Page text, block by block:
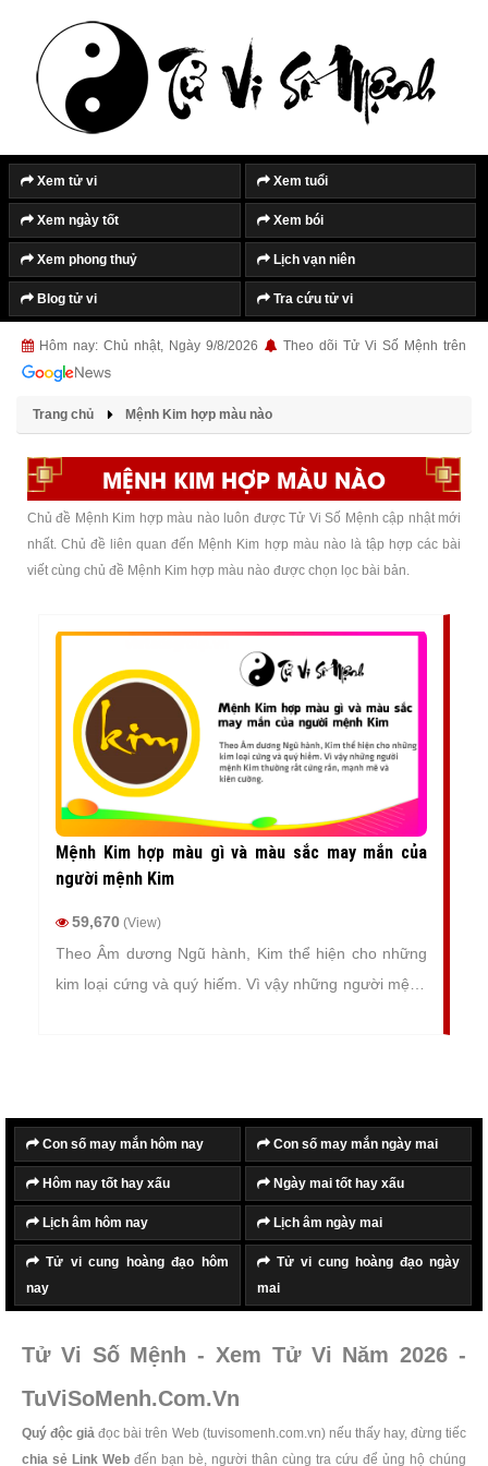
Xem tử vi Xem tuổi
Xem ngày tốt Xem bói
Xem phong thuỷ Lịch vạn niên
Blog tử vi Tra cứu tử vi
Hôm nay: Chủ nhật, Ngày 9/8/2026 Theo dõi Tử Vi Số Mệnh trên
Trang chủ Mệnh Kim hợp màu nào
MỆNH KIM HỢP MÀU NÀO
Chủ đề Mệnh Kim hợp màu nào luôn được Tử Vi Số Mệnh cập nhật mới
nhất. Chủ đề liên quan đến Mệnh Kim hợp màu nào là tập hợp các bài
viết cùng chủ đề Mệnh Kim hợp màu nào được chọn lọc bài bản.
Mệnh Kim hợp màu gì và màu sắc may mắn của
người mệnh Kim
59,670 (View)
Theo Âm dương Ngũ hành, Kim thể hiện cho những
kim loại cứng và quý hiếm. Vì vậy những người mệnh
Con số may mắn hôm nay Con số may mắn ngày mai
Hôm nay tốt hay xấu Ngày mai tốt hay xấu
Lịch âm hôm nay Lịch âm ngày mai
Tử vi cung hoàng đạo hôm
nay
Tử vi cung hoàng đạo ngày
mai
Tử Vi Số Mệnh - Xem Tử Vi Năm 2026 -
TuViSoMenh.Com.Vn
Quý độc giả đọc bài trên Web (tuvisomenh.com.vn) nếu thấy hay, đừng tiếc
chia sẻ Link Web đến bạn bè, người thân cùng tra cứu để ủng hộ chúng